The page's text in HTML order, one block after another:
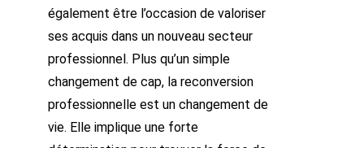
également être l’occasion de valoriser
ses acquis dans un nouveau secteur
professionnel. Plus qu’un simple
changement de cap, la reconversion
professionnelle est un changement de
vie. Elle implique une forte